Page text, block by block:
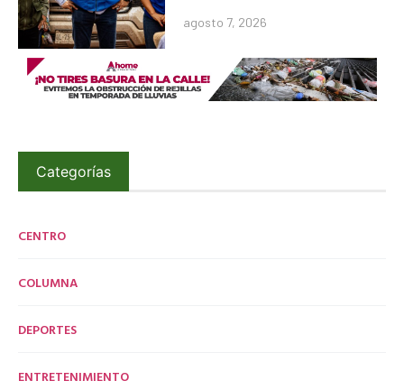
agosto 7, 2026
Categorías
CENTRO
COLUMNA
DEPORTES
ENTRETENIMIENTO